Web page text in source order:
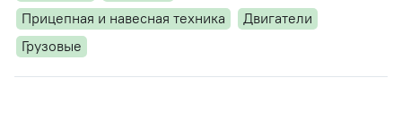
Прицепная и навесная техника
Двигатели
Грузовые